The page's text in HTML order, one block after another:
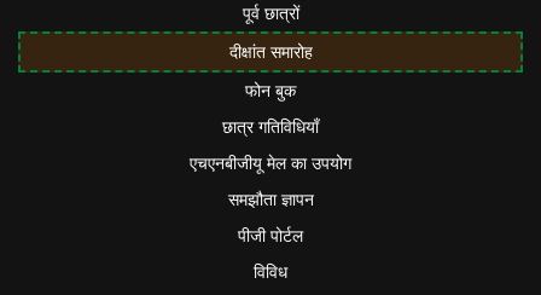
पूर्व छात्रों
दीक्षांत समारोह
फोन बुक
छात्र गतिविधियाँ
एचएनबीजीयू मेल का उपयोग
समझौता ज्ञापन
पीजी पोर्टल
विविध